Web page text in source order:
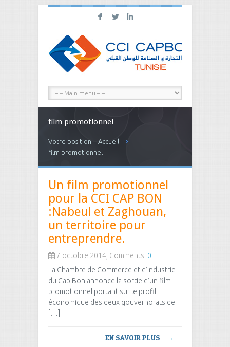
F L I
film promotionnel
Votre position:
Accueil
film promotionnel
Un film promotionnel
pour la CCI CAP BON
:Nabeul et Zaghouan,
un territoire pour
entreprendre.
7 octobre 2014, Comments: 0
La Chambre de Commerce et d’industrie
du Cap Bon annonce la sortie d’un film
promotionnel portant sur le profil
économique des deux gouvernorats de
[…]
EN SAVOIR PLUS →